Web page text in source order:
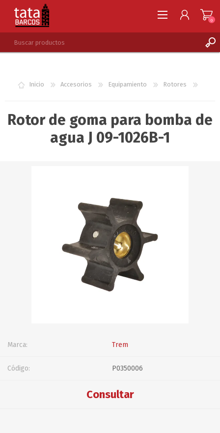
LISTA DE DESEOS
0
Inicio Accesorios Equipamiento Rotores
Rotor de goma para bomba de
agua J 09-1026B-1
Marca: Trem
Código: P0350006
Consultar